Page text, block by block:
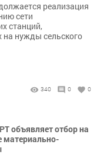
реализация
сети
станций,
нужды сельского
340 0 0
объявляет отбор на
материально-